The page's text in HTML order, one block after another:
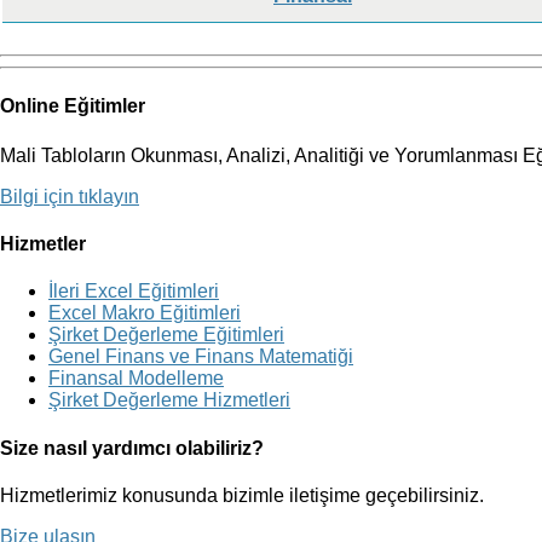
Online Eğitimler
Mali Tabloların Okunması, Analizi, Analitiği ve Yorumlanması
Bilgi için tıklayın
Hizmetler
İleri Excel Eğitimleri
Excel Makro Eğitimleri
Şirket Değerleme Eğitimleri
Genel Finans ve Finans Matematiği
Finansal Modelleme
Şirket Değerleme Hizmetleri
Size nasıl yardımcı olabiliriz?
Hizmetlerimiz konusunda bizimle iletişime geçebilirsiniz.
Bize ulaşın